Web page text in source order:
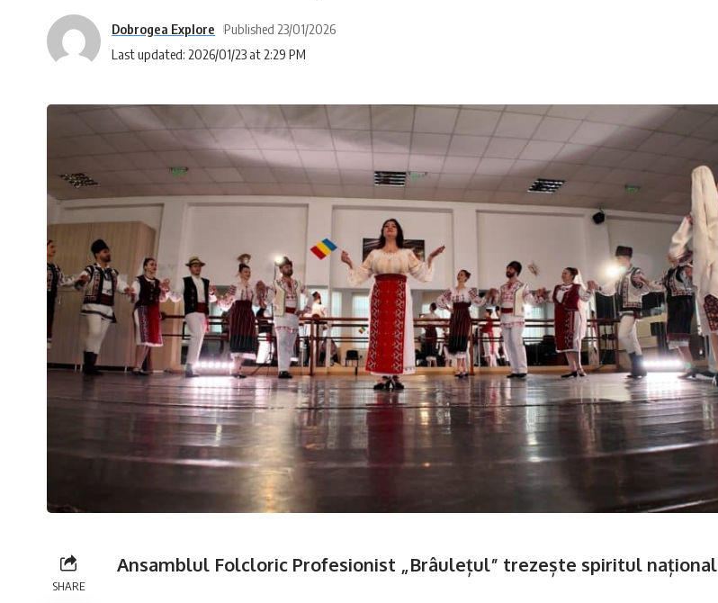
Last updated: 2026/01/23 at 2:29 PM
Dobrogea Explore Published 23/01/2026
SHARE
Ansamblul Folcloric Profesionist „Brâulețul” trezește spiritul național